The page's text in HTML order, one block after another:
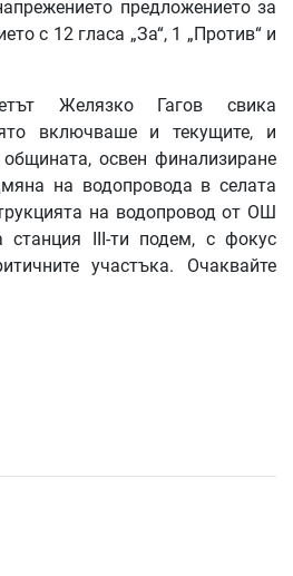
предложението за
с 12 гласа „За“, 1 „Против“ и
Желязко Гагов свика
включваше и текущите, и
освен финализиране
на водопровода в селата
на водопровод от ОШ
станция III-ти подем, с фокус
участъка. Очаквайте